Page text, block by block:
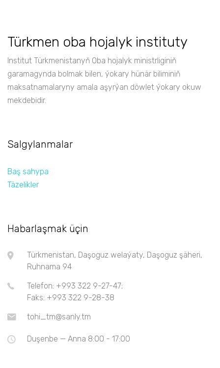
Türkmen oba hojalyk instituty
Institut Türkmenistanyň Oba hojalyk ministrliginiň
garamagynda bolmak bilen, ýokary hünär biliminiň
maksatnamalaryny amala aşyrýan döwlet ýokary okuw
mekdebidir.
Salgylanmalar
Baş sahypa
Täzelikler
Habarlaşmak üçin
Türkmenistan, Daşoguz welaýaty, Daşoguz şäheri,
Ruhnama 94
Telefon: +993 322 9-27-47;
Faks: +993 322 9-28-38
tohi_tm@sanly.tm
Duşenbe — Anna 8:00 - 17:00